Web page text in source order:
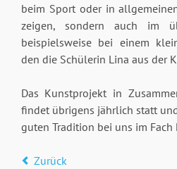
beim Sport oder in
zeigen, sondern auch im
beispielsweise bei einem
den die Schülerin Lina aus der
Das Kunstprojekt in
findet übrigens jährlich statt
guten Tradition bei uns im
Zurück